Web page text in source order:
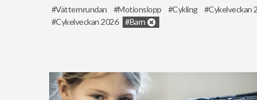
Vätternrundan Motionslopp Cykling Cykelveckan
Cykelveckan 2026
Barn